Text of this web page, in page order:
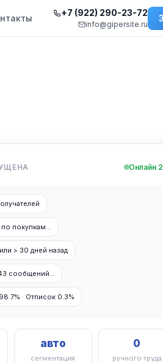
+7 (922) 290-23-72
info@gipersite.ru
Онлайн
покупкам...
> 30 дней назад
сообщений...
· Отписок 0.3%
авто
сегментация
0
ручного труда